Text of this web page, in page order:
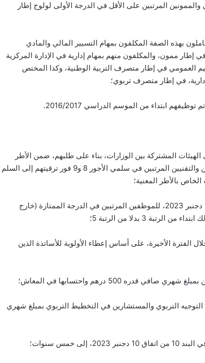
المرتبين على الأقل في الدرجة الأولى لولوج إطار
بهذه الصفة المكلفون بمهام التسيير المالي والمادي
إطار ممون، والمكلفون منهم بمهام إدارية في الإدارة المركزية
العمومي في إطار متصرف التربية الوطنية، وكذا المختص
في إطار متصرف تربوي؛
ابتداء من الموسم الدراسي 2016/2017.
المشتركة بين الوزارات، بناء على طلبهم، ضمن الأطر
الخاصة لقطاع التربية الوطنية، وكذا إدماج المحررين والتقنيين المرتبين في سلمي الأجور 8 و9 فور ترقيتهم إلى السلم
– تخويل التعويض الذي تم إقراره بناء على اتفاق 10 دجنبر 2023، للموظفين المرتبين في الدرجة الممتازة (خارج
الفترة الأخيرة، على أساس إعطاء الأولوية للأساتذة الذين
500 درهم واحتسابها في المعاش؛
التربوي والمستشارين في التخطيط التربوي بمبلغ شهري
خمس سنوات؛